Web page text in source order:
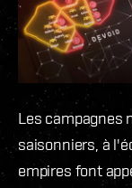
Les campagnes
saisonniers, à
empires font